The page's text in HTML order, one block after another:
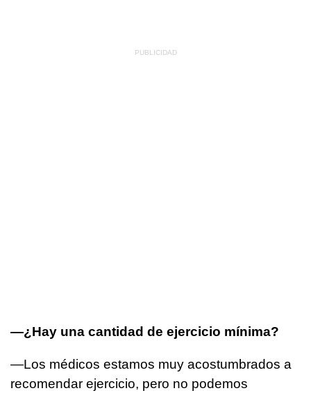
—¿Hay una cantidad de ejercicio mínima?
—Los médicos estamos muy acostumbrados a
recomendar ejercicio, pero no podemos